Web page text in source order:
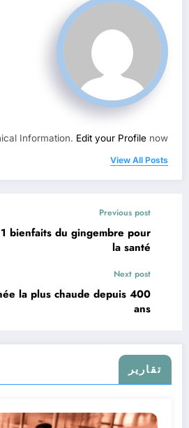
Information. Edit your Profile now.
View All Posts
Previous post
bienfaits du gingembre pour
la santé
Next post
la plus chaude depuis 400
ans
تقارير